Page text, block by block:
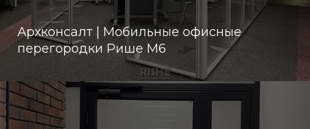
Архконсалт | Мобильные офисные
перегородки Рише М6